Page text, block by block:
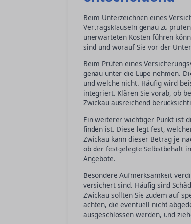
Beim Unterzeichnen eines
Vertragsklauseln genau zu
unerwarteten Kosten führen
sind und worauf Sie vor der
Beim Prüfen eines
genau unter die Lupe nehmen.
und welche nicht. Häufig wird
integriert. Klären Sie vorab, ob
Zwickau ausreichend
Ein weiterer wichtiger Punkt ist
finden ist. Diese legt fest,
Zwickau kann dieser Betrag je
ob der festgelegte Selbstbehalt
Angebote.
Besondere Aufmerksamkeit
versichert sind. Häufig sind
Zwickau sollten Sie zudem auf
achten, die eventuell nicht
ausgeschlossen werden, und